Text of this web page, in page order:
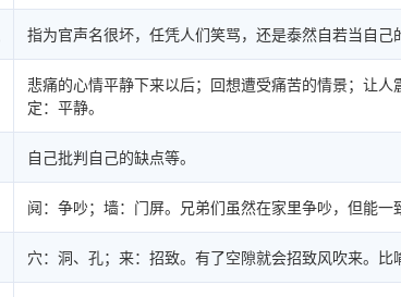
指为官声名很坏，任凭人们笑骂，还是泰然自若当自己
悲痛的心情平静下来以后；回想遭受痛苦的情景；让
定：平静。
自己批判自己的缺点等。
阋：争吵；墙：门屏。兄弟们虽然在家里争吵，但能
穴：洞、孔；来：招致。有了空隙就会招致风吹来。